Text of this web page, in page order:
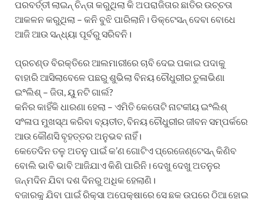
ପରବର୍ତ୍ତୀ ଲାଇନ୍ ଚିନ୍ତା କରୁଥିଲା କି ଅପରାଜିତାର ଛାତିର ଉଚ୍ଚତା
ଆକଳନ କରୁଥିଲା – କନି ବୁଝି ପାରିଲାନି। ଡିକ୍ଟେସନ୍ ଦେବା ବୋଧେ
ଆଜି ଆଉ ସନ୍ଧ୍ୟା ପୂର୍ବରୁ ସରିବନି।
ପ୍ରଚଣ୍ଡ ବିରକ୍ତିରେ ଆଲମାରୀରେ ଚାବି ଦେଇ ପକାଇ ପଦାକୁ
ବାହାରି ଆସିଲାବେଳେ ପଛରୁ ଶୁଭିଲା ବିନୟ ଚୌଧୁରୀର ତୁଳାଭିଣା
ଇ°ଲିଶ୍ – ଜିତା, ୟୁ ନଟି ଗାର୍ଲ?
କନିର କାହିଁକି ଧାରଣା ହେଲା – ଏମିତି କେତୋଟି ନାଟକୀୟ ଇ°ଲିଶ୍
ସ°ଳାପ ମୁଖସ୍ଥ କରିବା ବ୍ୟତୀତ, ବିନୟ ଚୌଧୁରୀର ଜୀବନ ସମ୍ପର୍କରେ
ଆଉ କୌଣସି ବୃହତ୍ତର ଅନୁଭବ ନାହିଁ।
କେତେଦିନ ତଳୁ ଅତନୁ ପାଇଁ କ’ଣ ଗୋଟିଏ ପ୍ରେଜେଣ୍ଟେସନ୍ କିଣିବ
ବୋଲି ଭାବି ଭାବି ଆଜିଯାଏ କିଣି ପାରିନି। ଦେଖୁ ଦେଖୁ ଅତନୁର
ଜନ୍ମଦିନ ଯିବା ଦଶ ଦିନରୁ ଅଧିକ ହେଲାଣି।
ବଜାରକୁ ଯିବା ପାଇଁ ରିକ୍ସା ଅପେକ୍ଷାରେ ସେ ଛକ ଉପରେ ଠିଆ ହୋଇ